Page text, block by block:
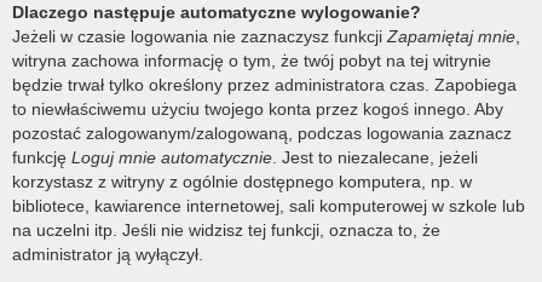
Dlaczego następuje automatyczne wylogowanie?
Jeżeli w czasie logowania nie zaznaczysz funkcji Zapamiętaj mnie
witryna zachowa informację o tym, że twój pobyt na tej witrynie
będzie trwał tylko określony przez administratora czas. Zapobiega
to niewłaściwemu użyciu twojego konta przez kogoś innego. Aby
pozostać zalogowanym/zalogowaną, podczas logowania zaznacz
funkcję Loguj mnie automatycznie . Jest to niezalecane, jeżeli
korzystasz z witryny z ogólnie dostępnego komputera, np. w
bibliotece, kawiarence internetowej, sali komputerowej w szkole lub
na uczelni itp. Jeśli nie widzisz tej funkcji, oznacza to, że
administrator ją wyłączył.